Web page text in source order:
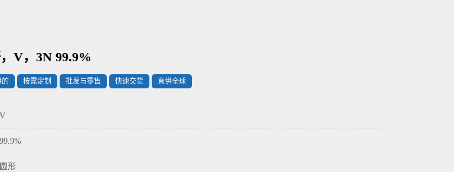
V，3N 99.9%
的 按需定制 批发与零售 快速交货 直供全球
形